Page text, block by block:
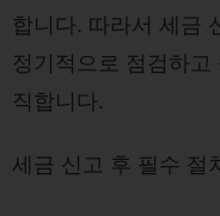
합니다. 따라서 세금
정기적으로 점검하
직합니다.
세금 신고 후 필수 절